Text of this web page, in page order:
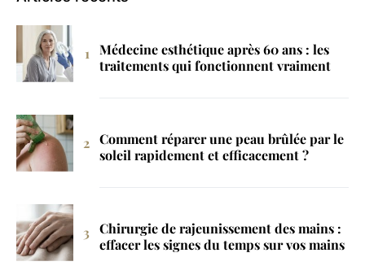
Médecine esthétique après 60 ans : les
traitements qui fonctionnent vraiment
Comment réparer une peau brûlée par le
soleil rapidement et efficacement ?
Chirurgie de rajeunissement des mains :
effacer les signes du temps sur vos mains